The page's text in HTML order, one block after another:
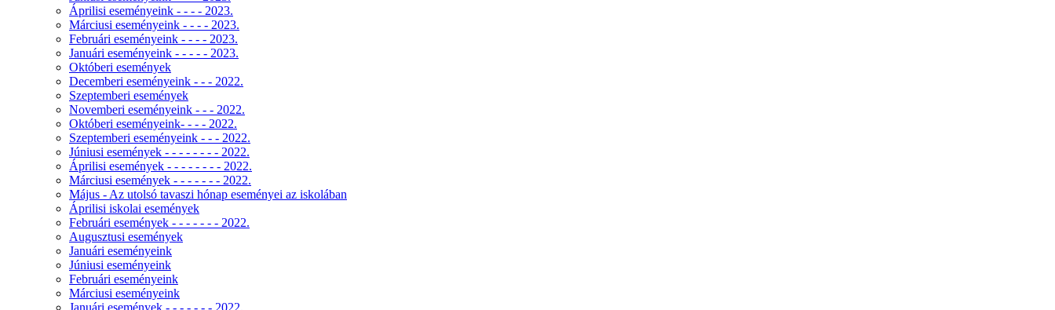
Áprilisi eseményeink - - - - 2023.
Márciusi eseményeink - - - - 2023.
Februári eseményeink - - - - 2023.
Januári eseményeink - - - - - 2023.
Októberi események
Decemberi eseményeink - - - 2022.
Szeptemberi események
Novemberi eseményeink - - - 2022.
Októberi eseményeink- - - - 2022.
Szeptemberi eseményeink - - - 2022.
Júniusi események - - - - - - - - 2022.
Áprilisi események - - - - - - - - 2022.
Márciusi események - - - - - - - 2022.
Május - Az utolsó tavaszi hónap eseményei az iskolában
Áprilisi iskolai események
Februári események - - - - - - - 2022.
Augusztusi események
Januári eseményeink
Júniusi eseményeink
Februári eseményeink
Márciusi eseményeink
Januári események - - - - - - - 2022.